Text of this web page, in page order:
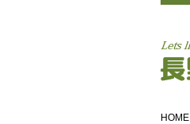
HOME